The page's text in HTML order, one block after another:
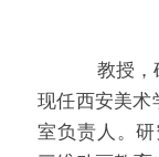
教授，
现任西安美术
室负责人。